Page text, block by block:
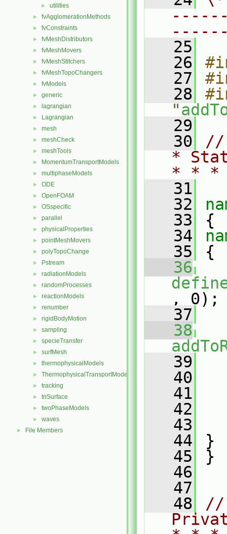
► utilities
► fvAgglomerationMethods
► fvConstraints
► fvMeshDistributors
► fvMeshMovers
► fvMeshStitchers
► fvMeshTopoChangers
► fvModels
► generic
► lagrangian
► Lagrangian
► mesh
► meshCheck
► meshTools
► MomentumTransportModels
► multiphaseModels
► ODE
► OpenFOAM
► OSspecific
► parallel
► physicalProperties
► pointMeshMovers
► polyTopoChange
► Pstream
► radiationModels
► randomProcesses
► reactionModels
► renumber
► rigidBodyMotion
► sampling
► specieTransfer
► surfMesh
► thermophysicalModels
► ThermophysicalTransportModels
► tracking
► triSurface
► twoPhaseModels
► waves
► File Members
   25
   26
   27
   28
"
   29
   30
//
*
* *
   31
   32
   33
{
   34
   35
{
   36
, 0);
   37
   38
   39
   40
   41
   42
   43
   44
}
   45
}
   46
   47
   48
//